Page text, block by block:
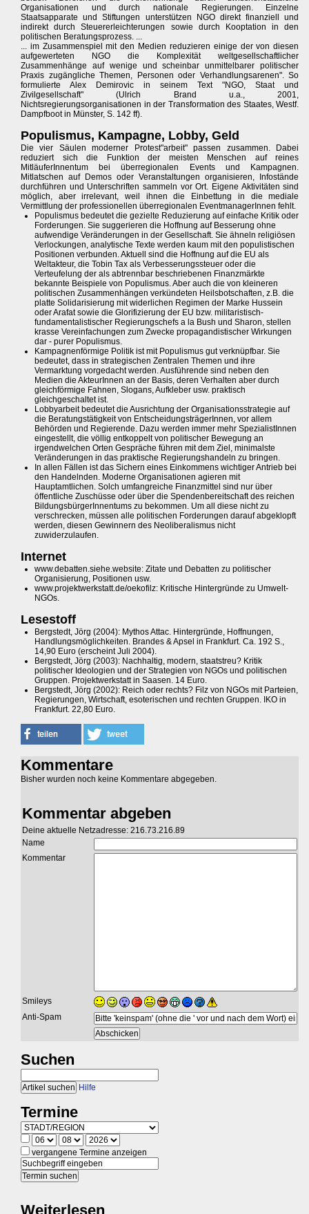
Organisationen und durch nationale Regierungen. Einzelne
Staatsapparate und Stiftungen unterstützen NGO direkt finanziell und
indirekt durch Steuererleichterungen sowie durch Kooptation in den
politischen Beratungsprozess. ...
... im Zusammenspiel mit den Medien reduzieren einige der von diesen
aufgewerteten NGO die Komplexität weltgesellschaftlicher
Zusammenhänge auf wenige und scheinbar unmittelbarer politischer
Praxis zugängliche Themen, Personen oder Verhandlungsarenen". So
formulierte Alex Demirovic in seinem Text "NGO, Staat und
Zivilgesellschaft" (Ulrich Brand u.a., 2001,
Nichtsregierungsorganisationen in der Transformation des Staates, Westf.
Dampfboot in Münster, S. 142 ff).
Populismus, Kampagne, Lobby, Geld
Die vier Säulen moderner Protest"arbeit" passen zusammen. Dabei
reduziert sich die Funktion der meisten Menschen auf reines
MitläuferInnentum bei überregionalen Events und Kampagnen.
Mitlatschen auf Demos oder Veranstaltungen organisieren, Infostände
durchführen und Unterschriften sammeln vor Ort. Eigene Aktivitäten sind
möglich, aber irrelevant, weil ihnen die Einbettung in die mediale
Vermittlung der professionellen überregionalen EventmanagerInnen fehlt.
Populismus bedeutet die gezielte Reduzierung auf einfache Kritik oder
Forderungen. Sie suggerieren die Hoffnung auf Besserung ohne
aufwendige Veränderungen in der Gesellschaft. Sie ähneln religiösen
Verlockungen, analytische Texte werden kaum mit den populistischen
Positionen verbunden. Aktuell sind die Hoffnung auf die EU als
Weltakteur, die Tobin Tax als Verbesserungssteuer oder die
Verteufelung der als abtrennbar beschriebenen Finanzmärkte
bekannte Beispiele von Populismus. Aber auch die von kleineren
politischen Zusammenhängen verkündeten Heilsbotschaften, z.B. die
platte Solidarisierung mit widerlichen Regimen der Marke Hussein
oder Arafat sowie die Glorifizierung der EU bzw. militaristisch-
fundamentalistischer Regierungschefs a la Bush und Sharon, stellen
krasse Vereinfachungen zum Zwecke propagandistischer Wirkungen
dar - purer Populismus.
Kampagnenförmige Politik ist mit Populismus gut verknüpfbar. Sie
bedeutet, dass in strategischen Zentralen Themen und ihre
Vermarktung vorgedacht werden. Ausführende sind neben den
Medien die AkteurInnen an der Basis, deren Verhalten aber durch
gleichförmige Fahnen, Slogans, Aufkleber usw. praktisch
gleichgeschaltet ist.
Lobbyarbeit bedeutet die Ausrichtung der Organisationsstrategie auf
die Beratungstätigkeit von EntscheidungsträgerInnen, vor allem
Behörden und Regierende. Dazu werden immer mehr SpezialistInnen
eingestellt, die völlig entkoppelt von politischer Bewegung an
irgendwelchen Orten Gespräche führen mit dem Ziel, minimalste
Veränderungen in das praktische Regierungshandeln zu bringen.
In allen Fällen ist das Sichern eines Einkommens wichtiger Antrieb bei
den Handelnden. Moderne Organisationen agieren mit
Hauptamtlichen. Solch umfangreiche Finanzmittel sind nur über
öffentliche Zuschüsse oder über die Spendenbereitschaft des reichen
BildungsbürgerInnentums zu bekommen. Um all diese nicht zu
verschrecken, müssen alle politischen Forderungen darauf abgeklopft
werden, diesen Gewinnern des Neoliberalismus nicht
zuwiderzulaufen.
Internet
www.debatten.siehe.website: Zitate und Debatten zu politischer
Organisierung, Positionen usw.
www.projektwerkstatt.de/oekofilz: Kritische Hintergründe zu Umwelt-
NGOs.
Lesestoff
Bergstedt, Jörg (2004): Mythos Attac. Hintergründe, Hoffnungen,
Handlungsmöglichkeiten. Brandes & Apsel in Frankfurt. Ca. 192 S.,
14,90 Euro (erscheint Juli 2004).
Bergstedt, Jörg (2003): Nachhaltig, modern, staatstreu? Kritik
politischer Ideologien und der Strategien von NGOs und politischen
Gruppen. Projektwerkstatt in Saasen. 14 Euro.
Bergstedt, Jörg (2002): Reich oder rechts? Filz von NGOs mit Parteien,
Regierungen, Wirtschaft, esoterischen und rechten Gruppen. IKO in
Frankfurt. 22,80 Euro.
Kommentare
Bisher wurden noch keine Kommentare abgegeben.
Kommentar abgeben
Deine aktuelle Netzadresse: 216.73.216.89
Name
Kommentar
Smileys
Anti-Spam
Suchen
Hilfe
Termine
vergangene Termine anzeigen
Weiterlesen